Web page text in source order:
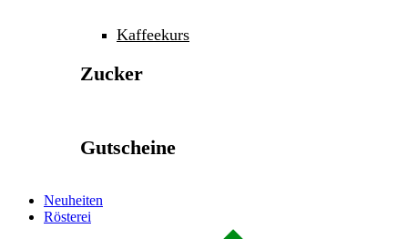
Kaffeekurs
Zucker
Gutscheine
Neuheiten
Rösterei